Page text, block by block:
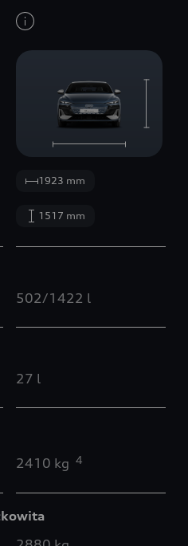
1923 mm
1517 mm
502/1422 l
27 l
2410 kg 4